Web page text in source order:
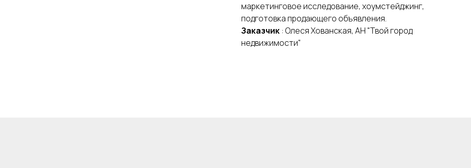
маркетинговое исследование, хоумстейджинг,
подготовка продающего объявления.
Заказчик : Олеся Хованская, АН "Твой город
недвижимости"